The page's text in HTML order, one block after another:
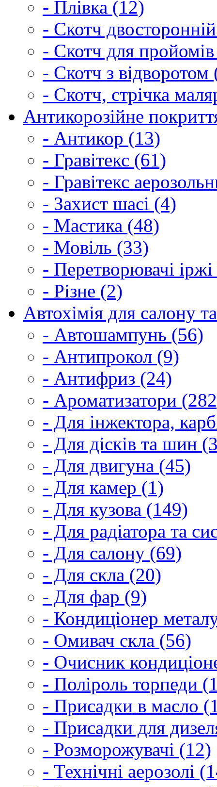
- Плівка (12)
- Скотч
- Скотч для
- Скотч з відворотом
- Скотч, стрічка
Антикорозійне
- Антикор (13)
- Гравітекс (61)
- Гравітекс
- Захист шасі (4)
- Мастика (48)
- Мовіль (33)
- Перетворювачі
- Різне (2)
Автохімія для салону
- Автошампунь (56)
- Антипрокол (9)
- Антифриз (24)
- Ароматизатори
- Для інжектора,
- Для дісків та шин
- Для двигуна (45)
- Для камер (1)
- Для кузова (149)
- Для радіатора та
- Для салону (69)
- Для скла (20)
- Для фар (9)
- Кондиціонер
- Омивач скла (56)
- Очисник
- Поліроль торпеди
- Присадки в масло
- Присадки для
- Розморожувачі (12)
- Технічні аерозолі